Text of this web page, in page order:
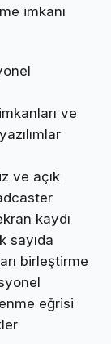
imkanı
ve
ve açık
kaydı
sayıda
birleştirme
eğrisi